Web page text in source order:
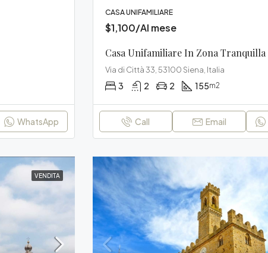
WhatsApp
CASA UNIFAMILIARE
$1,100/Al mese
Casa Unifamiliare In Zona Tranquilla
Via di Città 33, 53100 Siena, Italia
3 2 2 155m2
Call Email
VENDITA